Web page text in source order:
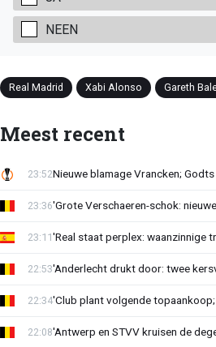
NEEN
Real Madrid Xabi Alonso Gareth
Meest recent
Nieuwe blamage Vrancken;
23:52
'Grote Verschaeren-schok:
23:36
'Real staat perplex: waanzinnige
23:11
'Anderlecht drukt door: twee
22:53
'Club plant volgende
22:34
'Antwerp en STVV kruisen de
22:08